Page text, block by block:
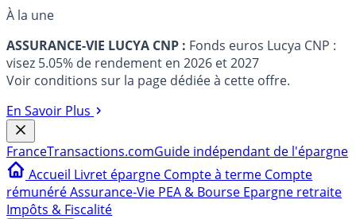
À la une
ASSURANCE-VIE LUCYA CNP : Fonds euros Lucya CNP :
visez 5.05% de rendement en 2026 et 2027
Voir conditions sur la page dédiée à cette offre.
En Savoir Plus
FranceTransactions.comGuide indépendant de l'épargne
Accueil Livret épargne Compte à terme Compte
rémunéréAssurance-Vie PEA & Bourse Epargne retraite
Impôts & Fiscalité